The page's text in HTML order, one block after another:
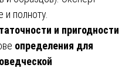
и полноту.
и пригодности
определения для